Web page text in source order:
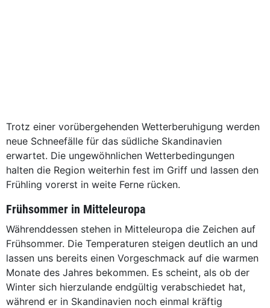
Trotz einer vorübergehenden Wetterberuhigung werden
neue Schneefälle für das südliche Skandinavien
erwartet. Die ungewöhnlichen Wetterbedingungen
halten die Region weiterhin fest im Griff und lassen den
Frühling vorerst in weite Ferne rücken.
Frühsommer in Mitteleuropa
Währenddessen stehen in Mitteleuropa die Zeichen auf
Frühsommer. Die Temperaturen steigen deutlich an und
lassen uns bereits einen Vorgeschmack auf die warmen
Monate des Jahres bekommen. Es scheint, als ob der
Winter sich hierzulande endgültig verabschiedet hat,
während er in Skandinavien noch einmal kräftig